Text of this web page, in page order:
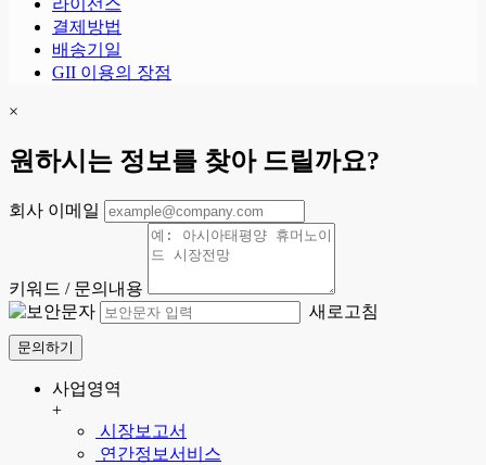
결제방법
배송기일
GII 이용의 장점
×
원하시는 정보를 찾아 드릴까요?
회사 이메일
키워드 / 문의내용
새로고침
문의하기
사업영역
+
시장보고서
연간정보서비스